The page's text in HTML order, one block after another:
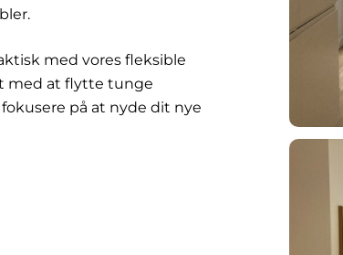
med vores fleksible
med at flytte tunge
på at nyde dit nye